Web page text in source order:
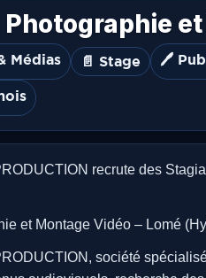
Médias 📄 Stage 🖊️
recrute des
et Montage Vidéo – Lomé
société